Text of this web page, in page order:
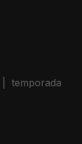
temporada